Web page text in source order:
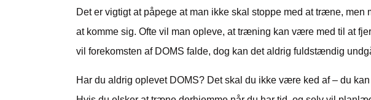
Det er vigtigt at påpege at man ikke skal stoppe med at træne,
at komme sig. Ofte vil man opleve, at træning kan være med til at
vil forekomsten af DOMS falde, dog kan det aldrig fuldstændig
Har du aldrig oplevet DOMS? Det skal du ikke være ked af – du